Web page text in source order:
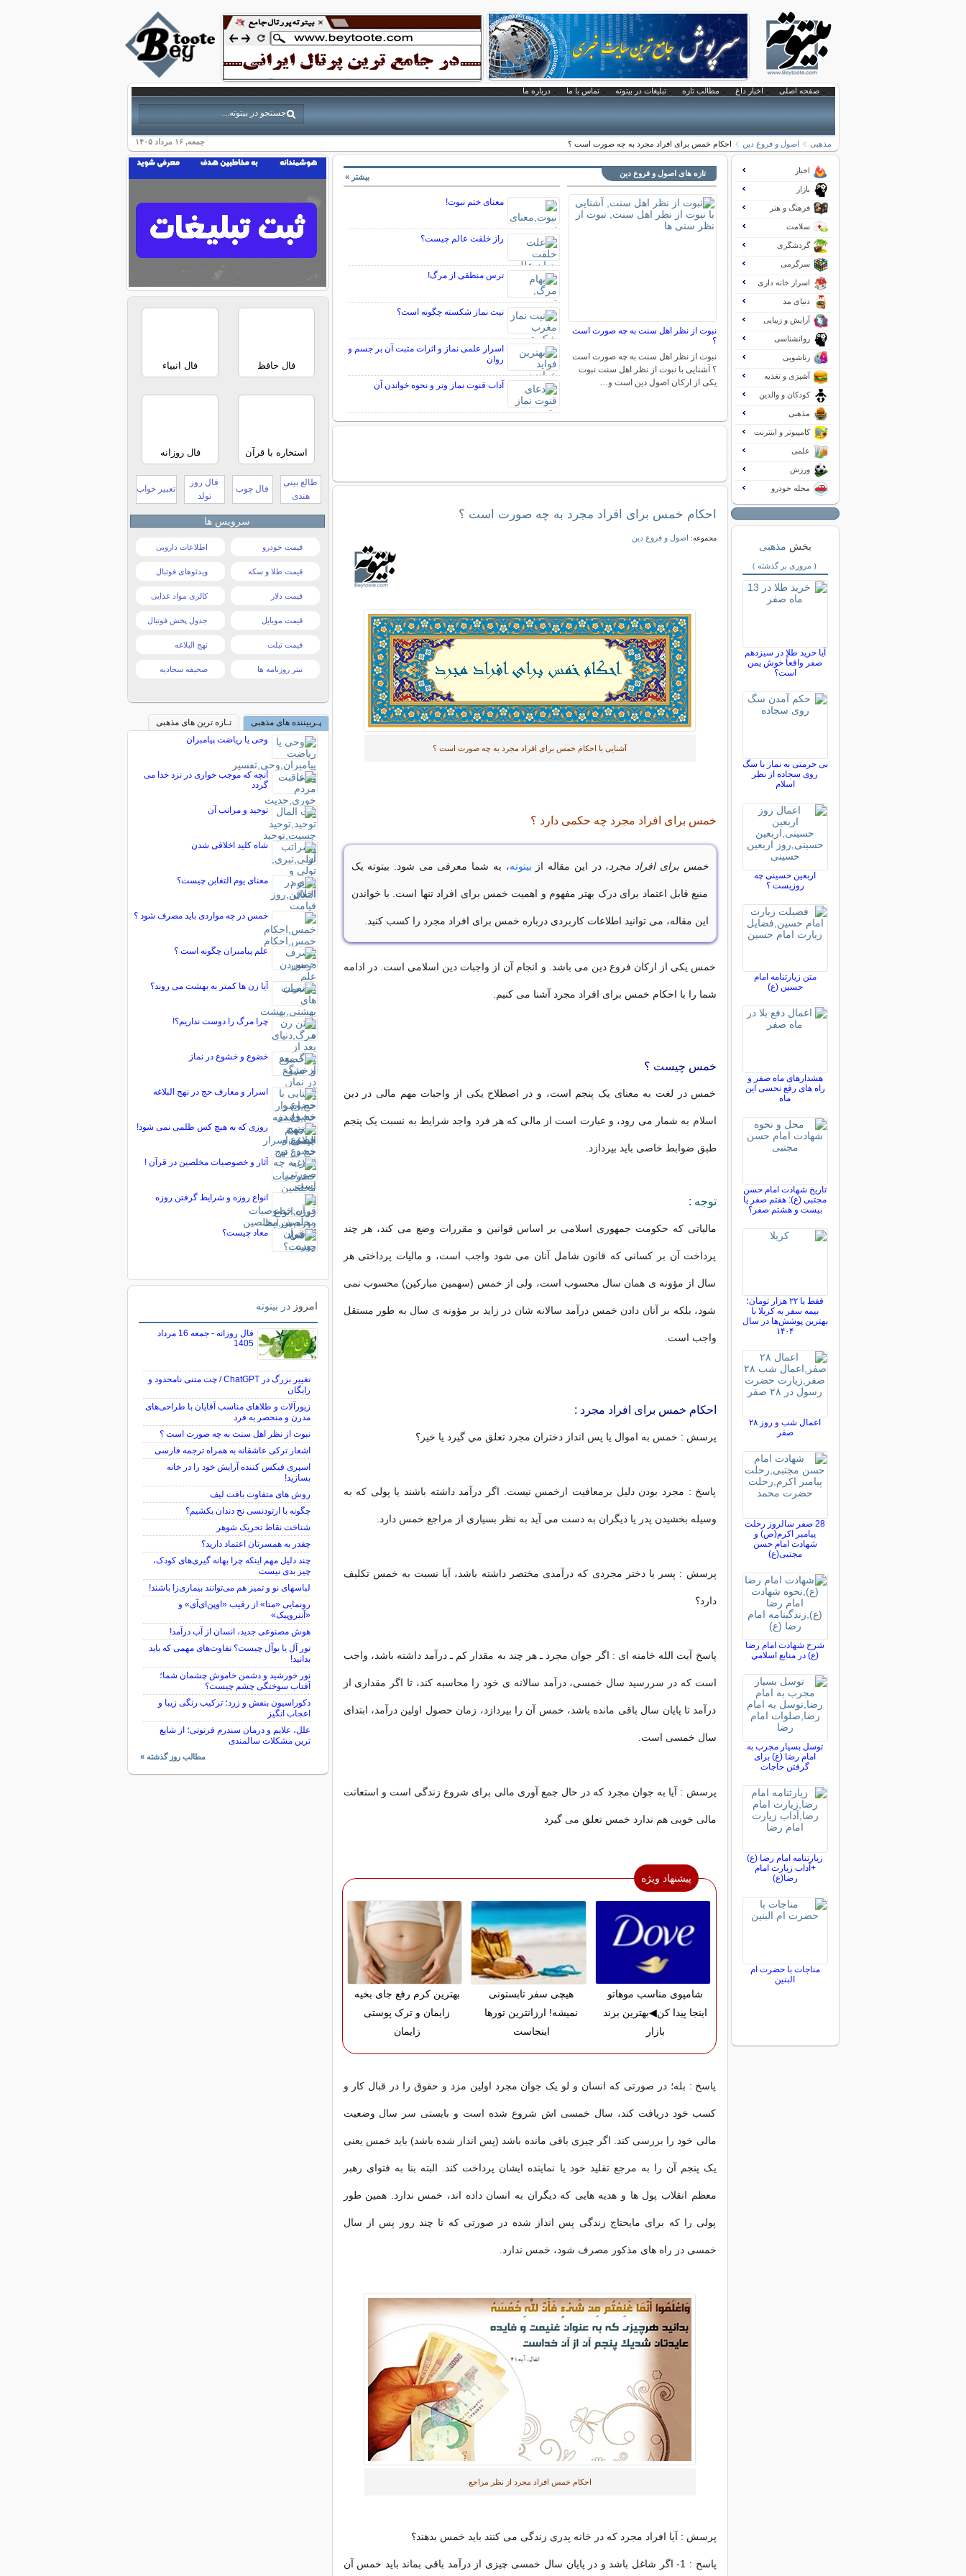
صفحه اصلی اخبار داغ مطالب تازه تبلیغات در بیتوته تماس با ما درباره ما
جمعه, ۱۶ مرداد ۱۴۰۵ مذهبی اصول و فروع دین احکام خمس برای افراد مجرد به چه صورت است ؟
تازه های اصول و فروع دین
نبوت از نظر اهل سنت به چه صورت است
؟
نبوت از نظر اهل سنت به چه صورت است
؟ آشنایی با نبوت از نظر اهل سنت نبوت
یکی از ارکان اصول دین است و…
معنای ختم نبوت!
راز خلقت عالم چيست؟
ترس منطقی از مرگ!
نیت نماز شکسته چگونه است؟
اسرار علمی نماز و اثرات مثبت آن بر جسم و
روان
آداب قنوت نماز وتر و نحوه خواندن آن
بیشتر »
احکام خمس برای افراد مجرد به چه صورت است ؟
مجموعه: اصول و فروع دین
آشنایی با احکام خمس برای افراد مجرد به چه صورت است ؟
خمس برای افراد مجرد چه حکمی دارد ؟
خمس برای افراد مجرد، در این مقاله از بیتوته، به شما معرفی می شود. بیتوته یک
منبع قابل اعتماد برای درک بهتر مفهوم و اهمیت خمس برای افراد تنها است. با خواندن
این مقاله، می توانید اطلاعات کاربردی درباره خمس برای افراد مجرد را کسب کنید.
خمس یکی از ارکان فروع دین می باشد. و انجام آن از واجبات دین اسلامی است. در ادامه
شما را با احکام خمس برای افراد مجرد آشنا می کنیم.
خمس چیست ؟
خمس در لغت به معنای یک پنجم است، و در اصطلاح یکی از واجبات مهم مالی در دین
اسلام به شمار می رود، و عبارت است از مالی که هر فرد واجد شرایط به نسبت یک پنجم
طبق ضوابط خاصی باید بپردازد.
توجه :
مالیاتی که حکومت جمهوری اسلامی بر اساس قوانین و مقررات وضع می کند، هر چند
پرداخت آن بر کسانی که قانون شامل آنان می شود واجب است، و مالیات پرداختی هر
سال از مؤونه ی همان سال محسوب است، ولی از خمس (سهمین مبارکین) محسوب نمی
شود، بلکه بر آنان دادن خمس درآمد سالانه شان در زاید بر مؤونه ی سال به طور مستقل
واجب است.
احکام خمس برای افراد مجرد :
پرسش : خمس به اموال يا پس انداز دختران مجرد تعلق مي گيرد يا خير؟
پاسخ : مجرد بودن دليل برمعافيت ازخمس نيست. اگر درآمد داشته باشند يا پولی که به
وسيله بخشيدن پدر يا ديگران به دست می آيد به نظر بسياری از مراجع خمس دارد.
پرسش : پسر یا دختر مجردی که درآمدی مختصر داشته باشد، آیا نسبت به خمس تکلیف
دارد؟
پاسخ آیت الله خامنه ای : اگر جوان مجرد ـ هر چند به مقدار کم ـ درآمد داشته باشد، واجب
است که در سررسید سال خمسی، درآمد سالانه ی خود را محاسبه کند، تا اگر مقداری از
درآمد تا پایان سال باقی مانده باشد، خمس آن را بپردازد، زمان حصول اولین درآمد، ابتدای
سال خمسی است.
پرسش : آیا به جوان مجرد که در حال جمع آوری مالی برای شروع زندگی است و استعانت
مالی خوبی هم ندارد خمس تعلق می گیرد
پیشنهاد ویژه
شامپوی مناسب موهاتو
اینجا پیدا کن◀بهترین برند
بازار
هیچی سفر تابستونی
نمیشه! ارزانترین تورها
اینجاست
بهترین کرم رفع جای بخیه
زایمان و ترک پوستی
زایمان
پاسخ : بله؛ در صورتی که انسان و لو یک جوان مجرد اولین مزد و حقوق را در قبال کار و
کسب خود دریافت کند، سال خمسی اش شروع شده است و بایستی سر سال وضعیت
مالی خود را بررسی کند. اگر چیزی باقی مانده باشد (پس انداز شده باشد) باید خمس یعنی
یک پنجم آن را به مرجع تقلید خود یا نماینده ایشان پرداخت کند. البته بنا به فتوای رهبر
معظم انقلاب پول ها و هدیه هایی که دیگران به انسان داده اند، خمس ندارد. همین طور
پولی را که برای مایحتاج زندگی پس انداز شده در صورتی که تا چند روز پس از سال
خمسی در راه های مذکور مصرف شود، خمس ندارد.
احکام خمس افراد مجرد از نظر مراجع
پرسش : آیا افراد مجرد که در خانه پدری زندگی می کنند باید خمس بدهند؟
پاسخ : 1- اگر شاغل باشد و در پایان سال خمسی چیزی از درآمد باقی بماند باید خمس آن
اخبار
بازار
فرهنگ و هنر
سلامت
گردشگری
سرگرمی
اسرار خانه داری
دنیای مد
آرایش و زیبایی
روانشناسی
زناشویی
آشپزی و تغذیه
کودکان و والدین
مذهبی
کامپیوتر و اینترنت
علمی
ورزش
مجله خودرو
بخش مذهبی
( مروری بر گذشته )
آیا خرید طلا در سیزدهم
صفر واقعاً خوش یمن
است؟
بی حرمتی به نماز با سگ
روی سجاده از نظر
اسلام
اربعین حسینی چه
روزیست ؟
متن زیارتنامه امام
حسین (ع)
هشدارهای ماه صفر و
راه های رفع نحسی این
ماه
تاریخ شهادت امام حسن
مجتبی (ع): هفتم صفر یا
بیست و هشتم صفر؟
فقط با ۲۲ هزار تومان؛
بیمه سفر به کربلا با
بهترین پوشش‌ها در سال
۱۴۰۴
اعمال شب و روز ۲۸
صفر
28 صفر سالروز رحلت
پیامبر اکرم(ص) و
شهادت امام حسن
مجتبی(ع)
شرح شهادت امام رضا
(ع) در منابع اسلامي
توسل بسیار مجرب به
امام رضا (ع) برای
گرفتن حاجات
زیارتنامه امام رضا (ع)
+آداب زیارت امام
رضا(ع)
مناجات با حضرت ام
البنین
فال حافظ فال انبیاء
استخاره با قرآن فال روزانه
طالع بینی
هندی
فال چوب
فال روز
تولد
تعبیر خواب
سرویس ها
قیمت خودرو اطلاعات دارویی
قیمت طلا و سکه ویدئوهای فوتبال
قیمت دلار کالری مواد غذایی
قیمت موبایل جدول پخش فوتبال
قیمت تبلت نهج البلاغه
تیتر روزنامه ها صحیفه سجادیه
پـربیننده های مذهبی
تـازه ترین های مذهبی
وحی یا ریاضت پیامبران
آنچه که موجب خواری در نزد خدا می
گردد
توحید و مراتب آن
شاه کلید اخلاقی شدن
معنای یوم التغابن چیست؟
خمس در چه مواردی باید مصرف شود ؟
علم پیامبران چگونه است ؟
آیا زن ها كمتر به بهشت مى روند؟
چرا مرگ را دوست نداریم؟!
خضوع و خشوع در نماز
اسرار و معارف حج در نهج البلاغه
روزی که به هیچ کس ظلمی نمی شود!
آثار و خصوصیات مخلصین در قرآن !
انواع روزه و شرایط گرفتن روزه
معاد چیست؟
امروز در بیتوته
فال روزانه - جمعه 16 مرداد
1405
تغییر بزرگ در ChatGPT / چت متنی نامحدود و
رایگان
زیورآلات و طلاهای مناسب آقایان با طراحی‌های
مدرن و منحصر به فرد
نبوت از نظر اهل سنت به چه صورت است ؟
اشعار ترکی عاشقانه به همراه ترجمه فارسی
اسپری فیکس کننده آرایش خود را در خانه
بسازید!
روش های متفاوت بافت لیف
چگونه با ارتودنسی نخ دندان بکشیم؟
شناخت نقاط تحریک شوهر
چقدر به همسرتان اعتماد دارید؟
چند دلیل مهم اینکه چرا بهانه گیری‌های کودک،
چیز بدی نیست
لباس‎های نو و تمیز هم می‌توانند بیماری‌زا باشند!
رونمایی «متا» از رقیب «اوپن‌ای‌آی» و
«آنتروپیک»
هوش مصنوعی جدید، انسان از آب درآمد!
تور آل یا یوآل چیست؟ تفاوت‌های مهمی که باید
بدانید!
نور خورشید و دشمن خاموش چشمان شما؛
آفتاب سوختگی چشم چیست؟
دکوراسیون بنفش و زرد؛ ترکیب رنگی زیبا و
اعجاب انگیز
علل، علایم و درمان سندرم فرتوتی؛ از شایع
ترین مشکلات سالمندی
مطالب روز گذشته »